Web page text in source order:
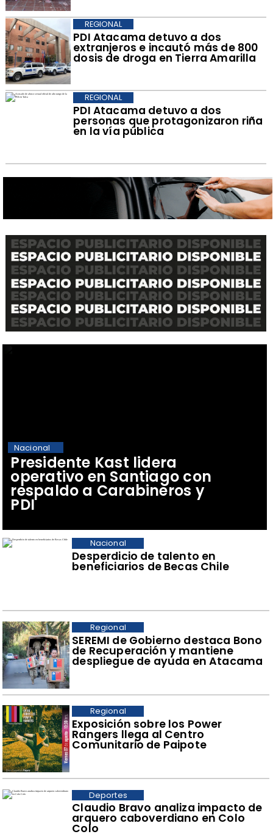
​PDI Atacama detuvo a dos
extranjeros e incautó más de 800
dosis de droga en Tierra Amarilla
REGIONAL
PDI Atacama detuvo a dos
personas que protagonizaron riña
en la vía pública
REGIONAL
Desperdicio de talento en
beneficiarios de Becas Chile
Nacional
SEREMI de Gobierno destaca Bono
de Recuperación y mantiene
despliegue de ayuda en Atacama
Regional
​Exposición sobre los Power
Rangers llega al Centro
Comunitario de Paipote
Regional
Claudio Bravo analiza impacto de
arquero caboverdiano en Colo
Colo
Deportes
Presidente Kast lidera
operativo en Santiago con
respaldo a Carabineros y
PDI
Nacional